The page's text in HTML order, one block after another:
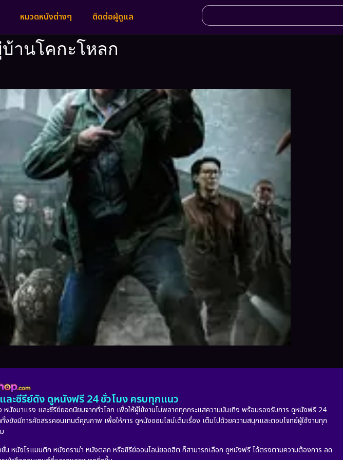
หมวดหนังต่างๆ ติดต่อผู้ดูแล
านโคกะโหลก
ะซีรีย์ดัง ดูหนังฟรี 24 ชั่วโมง ครบทุกแนว
มาแรง และซีรีย์ยอดนิยมจากทั่วโลก เพื่อให้ผู้ใช้งานไม่พลาดทุกกระแสความบันเทิง พร้อมรองรับการ ดูหนังฟรี 24
งยังมีการคัดสรรคอนเทนต์คุณภาพ เพื่อให้การ ดูหนังออนไลน์เต็มเรื่อง เต็มไปด้วยความสนุกและตอบโจทย์ผู้ใช้งานทุก
น หนังโรแมนติก หนังดราม่า หนังตลก หรือซีรีย์ออนไลน์ยอดฮิต ก็สามารถเลือก ดูหนังฟรี ได้ตรงตามความต้องการ ลด